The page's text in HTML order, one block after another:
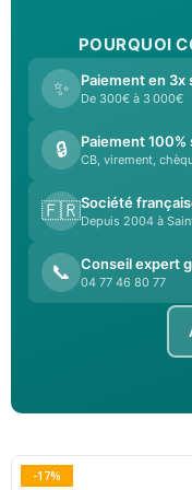
POURQUOI
✨ Paiement en 3x
De 300€ à 3 000€
🔒 Paiement
CB, virement,
🇫🇷Société
Depuis 2004 à
📞 Conseil expert
04 77 46 80 77
-17%